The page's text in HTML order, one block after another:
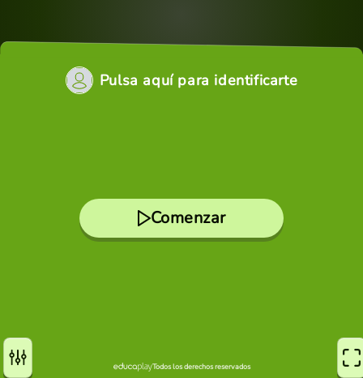
Pulsa aquí para identificarte
Comenzar
Todos los derechos reservados